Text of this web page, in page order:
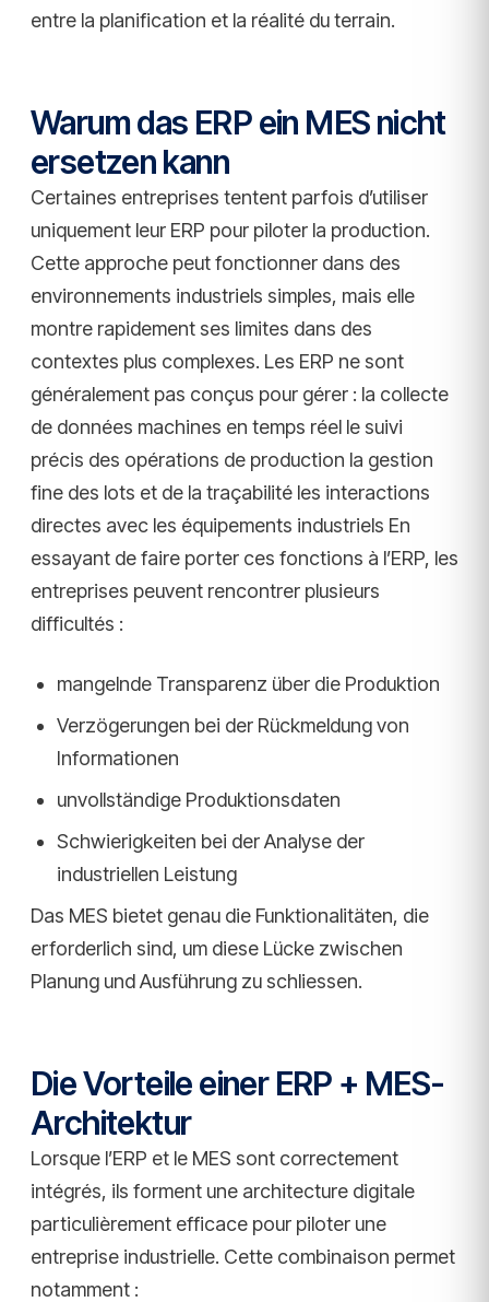
entre la planification et la réalité du terrain.
Warum das ERP ein MES nicht
ersetzen kann
Certaines entreprises tentent parfois d’utiliser
uniquement leur ERP pour piloter la production.
Cette approche peut fonctionner dans des
environnements industriels simples, mais elle
montre rapidement ses limites dans des
contextes plus complexes. Les ERP ne sont
généralement pas conçus pour gérer : la collecte
de données machines en temps réel le suivi
précis des opérations de production la gestion
fine des lots et de la traçabilité les interactions
directes avec les équipements industriels En
essayant de faire porter ces fonctions à l’ERP, les
entreprises peuvent rencontrer plusieurs
difficultés :
mangelnde Transparenz über die Produktion
Verzögerungen bei der Rückmeldung von
Informationen
unvollständige Produktionsdaten
Schwierigkeiten bei der Analyse der
industriellen Leistung
Das MES bietet genau die Funktionalitäten, die
erforderlich sind, um diese Lücke zwischen
Planung und Ausführung zu schliessen.
Die Vorteile einer ERP + MES-
Architektur
Lorsque l’ERP et le MES sont correctement
intégrés, ils forment une architecture digitale
particulièrement efficace pour piloter une
entreprise industrielle. Cette combinaison permet
notamment :